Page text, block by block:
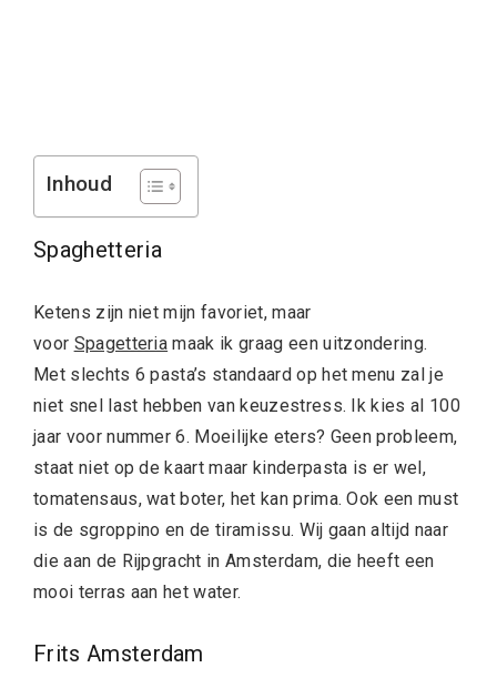
Inhoud
Spaghetteria
Ketens zijn niet mijn favoriet, maar
voor Spagetteria maak ik graag een uitzondering.
Met slechts 6 pasta’s standaard op het menu zal je
niet snel last hebben van keuzestress. Ik kies al 100
jaar voor nummer 6. Moeilijke eters? Geen probleem,
staat niet op de kaart maar kinderpasta is er wel,
tomatensaus, wat boter, het kan prima. Ook een must
is de sgroppino en de tiramissu. Wij gaan altijd naar
die aan de Rijpgracht in Amsterdam, die heeft een
mooi terras aan het water.
Frits Amsterdam